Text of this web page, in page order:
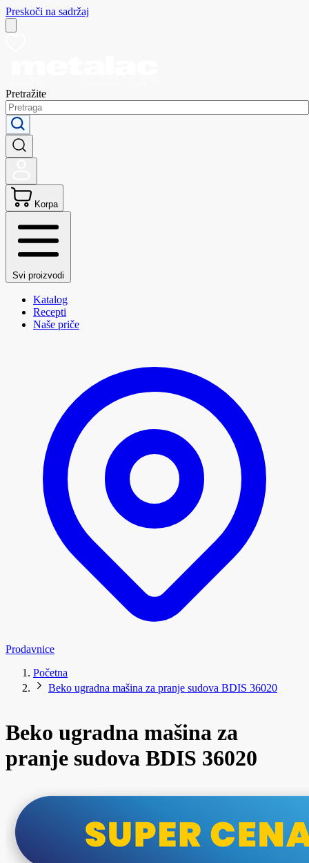
Preskoči na sadržaj
Pretražite
Korpa
Svi proizvodi
Katalog
Recepti
Naše priče
Prodavnice
Početna
Beko ugradna mašina za pranje sudova BDIS 36020
Beko ugradna mašina za
pranje sudova BDIS 36020